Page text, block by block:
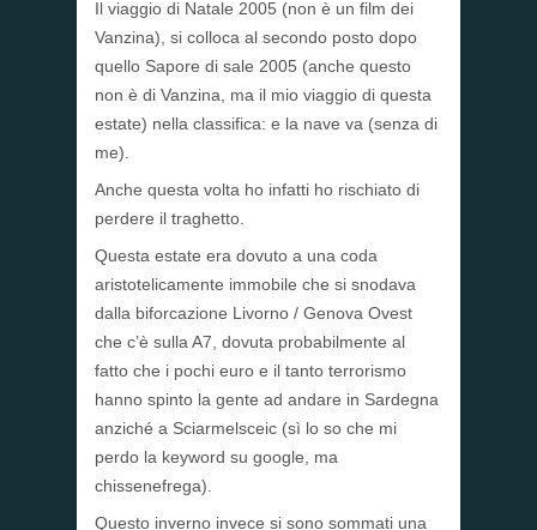
Il viaggio di Natale 2005 (non è un film dei
Vanzina), si colloca al secondo posto dopo
quello Sapore di sale 2005 (anche questo
non è di Vanzina, ma il mio viaggio di questa
estate) nella classifica: e la nave va (senza di
me).
Anche questa volta ho infatti ho rischiato di
perdere il traghetto.
Questa estate era dovuto a una coda
aristotelicamente immobile che si snodava
dalla biforcazione Livorno / Genova Ovest
che c’è sulla A7, dovuta probabilmente al
fatto che i pochi euro e il tanto terrorismo
hanno spinto la gente ad andare in Sardegna
anziché a Sciarmelsceic (sì lo so che mi
perdo la keyword su google, ma
chissenefrega).
Questo inverno invece si sono sommati una